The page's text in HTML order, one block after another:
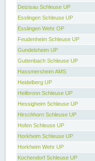
Deizisau Schleuse UP
Esslingen Schleuse UP
Esslingen Wehr OP
Feudenheim Schleuse UP
Gundelsheim UP
Guttenbach Schleuse UP
Hassmersheim AMS
Heidelberg UP
Heilbronn Schleuse UP
Hessigheim Schleuse UP
Hirschhorn Schleuse UP
Hofen Schleuse UP
Horkheim Schleuse UP
Horkheim Wehr UP
Kochendorf Schleuse UP